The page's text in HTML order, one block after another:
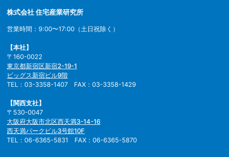
株式会社 住宅産業研究所
営業時間：9:00〜17:00（土日祝除く）
【本社】
〒160-0022
東京都新宿区新宿2-19-1
ビッグス新宿ビル9階
TEL：03-3358-1407 FAX：03-3358-1429
【関西支社】
〒530-0047
大阪府大阪市北区西天満3-14-16
西天満パークビル3号館10F
TEL：06-6365-5831 FAX：06-6365-5870